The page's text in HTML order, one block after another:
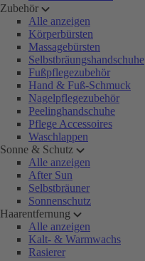
Zubehör
Alle anzeigen
Körperbürsten
Massagebürsten
Selbstbräungshandschuhe
Fußpflegezubehör
Hand & Fuß-Schmuck
Nagelpflegezubehör
Peelinghandschuhe
Pflege Accessoires
Waschlappen
Sonne & Schutz
Alle anzeigen
After Sun
Selbstbräuner
Sonnenschutz
Haarentfernung
Alle anzeigen
Kalt- & Warmwachs
Rasierer